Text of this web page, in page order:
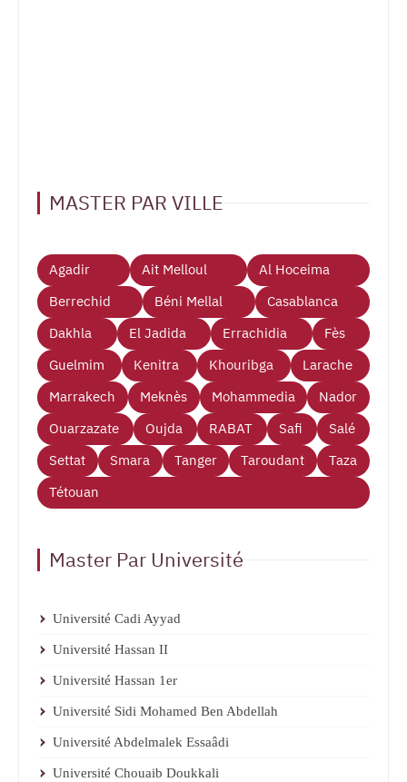
MASTER PAR VILLE
Agadir Ait Melloul
Al Hoceima
Berrechid
Béni Mellal
Casablanca
Dakhla
El Jadida Errachidia
Fès
Guelmim
Kenitra Khouribga
Larache
Marrakech
Meknès Mohammedia
Nador
Ouarzazate
Oujda RABAT Safi
Salé
Settat
Smara Tanger Taroudant
Taza
Tétouan
Master Par Université
Université Cadi Ayyad
Université Hassan II
Université Hassan 1er
Université Sidi Mohamed Ben Abdellah
Université Abdelmalek Essaâdi
Université Chouaib Doukkali